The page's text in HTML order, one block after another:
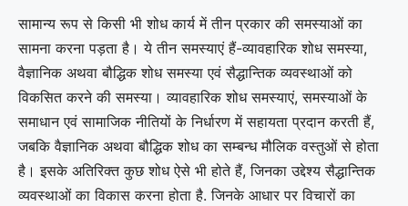
सामान्य रूप से किसी भी शोध कार्य में तीन प्रकार की समस्याओं का
सामना करना पड़ता है। ये तीन समस्याएं हैं-व्यावहारिक शोध समस्या,
वैज्ञानिक अथवा बौद्धिक शोध समस्या एवं सैद्धान्तिक व्यवस्थाओं को
विकसित करने की समस्या। व्यावहारिक शोध समस्याएं, समस्याओं के
समाधान एवं सामाजिक नीतियों के निर्धारण में सहायता प्रदान करती हैं,
जबकि वैज्ञानिक अथवा बौद्धिक शोध का सम्बन्ध मौलिक वस्तुओं से होता
है। इसके अतिरिक्त कुछ शोध ऐसे भी होते हैं, जिनका उद्देश्य सैद्धान्तिक
व्यवस्थाओं का विकास करना होता है. जिनके आधार पर विचारों का